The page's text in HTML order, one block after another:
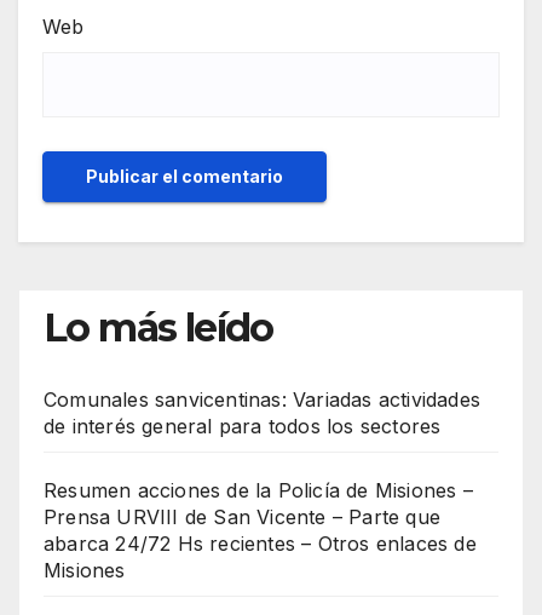
Web
Lo más leído
Comunales sanvicentinas: Variadas actividades
de interés general para todos los sectores
Resumen acciones de la Policía de Misiones –
Prensa URVIII de San Vicente – Parte que
abarca 24/72 Hs recientes – Otros enlaces de
Misiones